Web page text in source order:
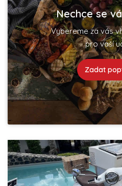
Nechce se
Vybereme za vás
pro vaší
Zadat